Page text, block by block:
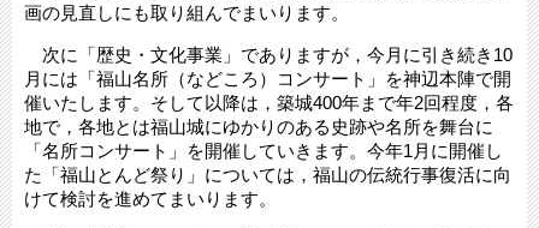
画の見直しにも取り組んでまいります。
次に「歴史・文化事業」でありますが，今月に引き続き10
月には「福山名所（などころ）コンサート」を神辺本陣で開
催いたします。そして以降は，築城400年まで年2回程度，各
地で，各地とは福山城にゆかりのある史跡や名所を舞台に
「名所コンサート」を開催していきます。今年1月に開催し
た「福山とんど祭り」については，福山の伝統行事復活に向
けて検討を進めてまいります。